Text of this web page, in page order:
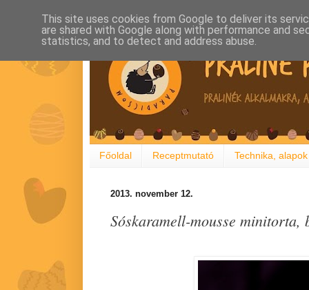
Főoldal Receptmutató Technika, alapok
2013. november 12.
Sóskaramell-mousse minitorta,
This site uses cookies from Google to deliver its
are shared with Google along with performance and
statistics, and to detect and address abuse.